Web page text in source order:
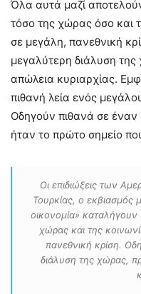
Όλα αυτά μαζί
τόσο της χώρας όσο και
σε μεγάλη, πανεθνική
μεγαλύτερη διάλυση
απώλεια κυριαρχίας.
πιθανή λεία ενός
Οδηγούν πιθανά σε
ήταν το πρώτο σημείο
Οι επιδιώξεις των
Τουρκίας, ο εκβιασμός
οικονομία»
χώρας και της
πανεθνική κρίση.
διάλυση της χώρας,